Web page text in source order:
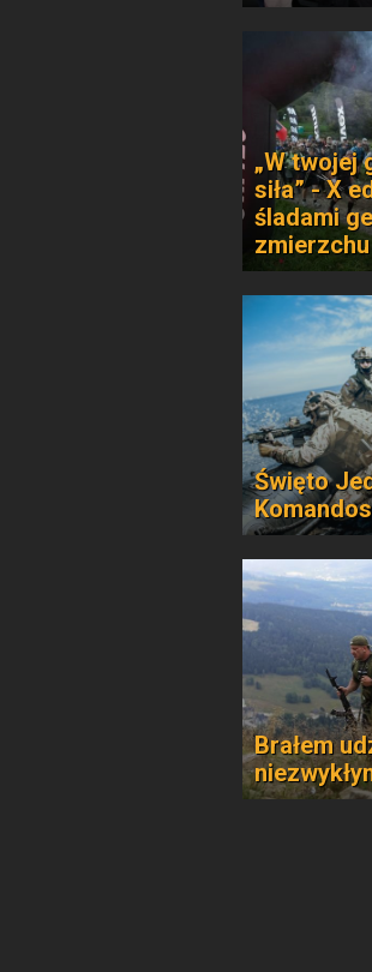
„W twojej
siła” - X
śladami
Święto
Brałem